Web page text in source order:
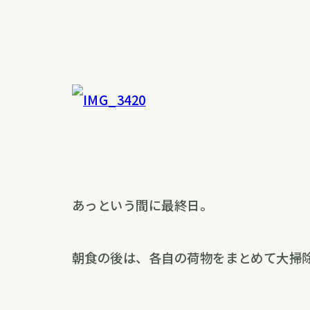
あっという間に最終日。
朝食の後は、各自の荷物をまとめて大掃